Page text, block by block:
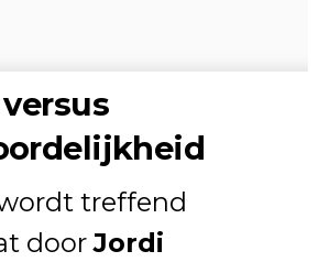
treffend
doorJordi